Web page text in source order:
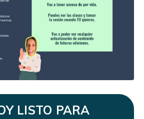
LISTO PARA